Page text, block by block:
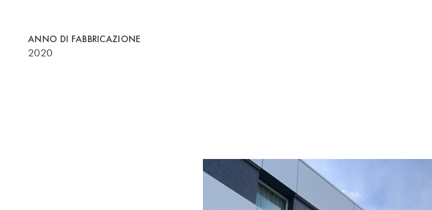
ANNO DI FABBRICAZIONE
2020